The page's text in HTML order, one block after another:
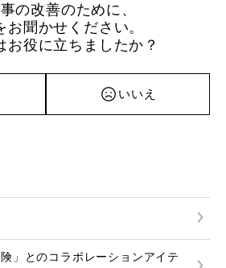
の改善のために、
お聞かせください。
お役に立ちましたか？
いいえ
」とのコラボレーションアイテ